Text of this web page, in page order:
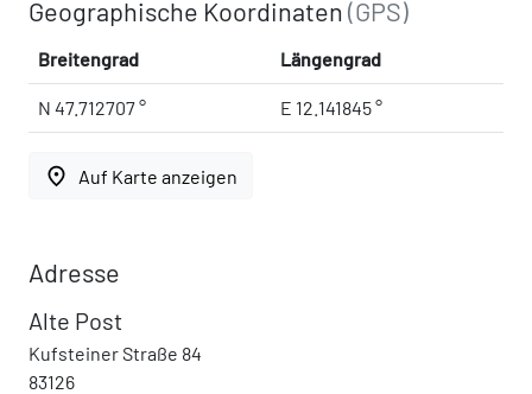
Geographische Koordinaten(GPS)
Breitengrad Längengrad
N 47.712707 ° E 12.141845 °
place Auf Karte anzeigen
Adresse
Alte Post
Kufsteiner Straße 84
83126